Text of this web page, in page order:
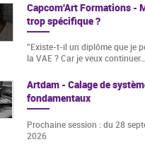
Capcom'Art Formations -
trop spécifique ?
"Existe-t-il un diplôme que je
la VAE ? Car je veux continuer…
Artdam - Calage de
fondamentaux
Prochaine session : du 28
2026